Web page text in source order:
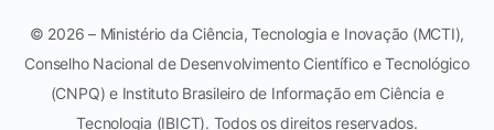
© 2026 – Ministério da Ciência, Tecnologia e Inovação (MCTI),
Conselho Nacional de Desenvolvimento Científico e Tecnológico
(CNPQ) e Instituto Brasileiro de Informação em Ciência e
Tecnologia (IBICT). Todos os direitos reservados.